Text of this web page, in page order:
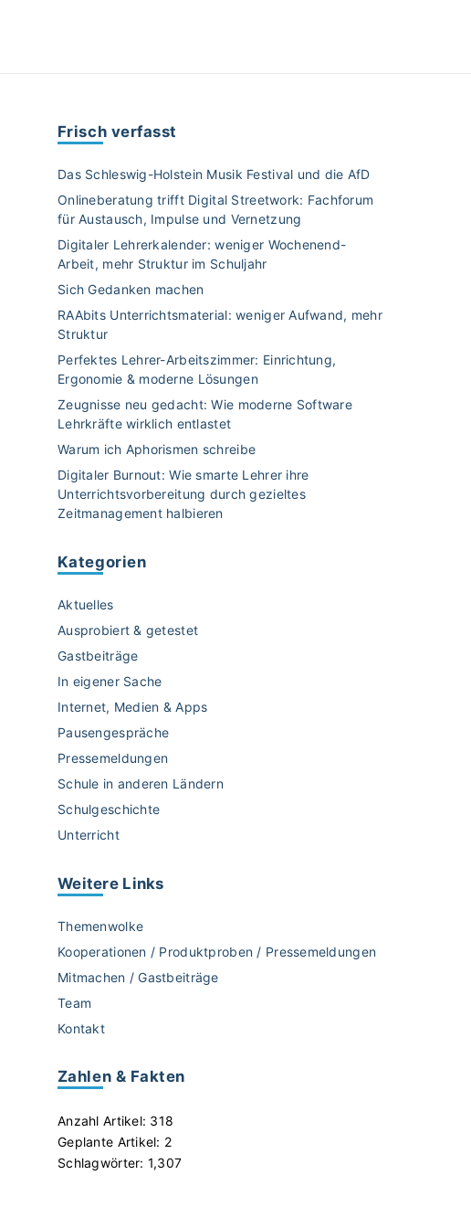
Frisch verfasst
Das Schleswig-Holstein Musik Festival und die AfD
Onlineberatung trifft Digital Streetwork: Fachforum
für Austausch, Impulse und Vernetzung
Digitaler Lehrerkalender: weniger Wochenend-
Arbeit, mehr Struktur im Schuljahr
Sich Gedanken machen
RAAbits Unterrichtsmaterial: weniger Aufwand, mehr
Struktur
Perfektes Lehrer-Arbeitszimmer: Einrichtung,
Ergonomie & moderne Lösungen
Zeugnisse neu gedacht: Wie moderne Software
Lehrkräfte wirklich entlastet
Warum ich Aphorismen schreibe
Digitaler Burnout: Wie smarte Lehrer ihre
Unterrichtsvorbereitung durch gezieltes
Zeitmanagement halbieren
Kategorien
Aktuelles
Ausprobiert & getestet
Gastbeiträge
In eigener Sache
Internet, Medien & Apps
Pausengespräche
Pressemeldungen
Schule in anderen Ländern
Schulgeschichte
Unterricht
Weitere Links
Themenwolke
Kooperationen / Produktproben / Pressemeldungen
Mitmachen / Gastbeiträge
Team
Kontakt
Zahlen & Fakten
Anzahl Artikel: 318
Geplante Artikel: 2
Schlagwörter: 1,307